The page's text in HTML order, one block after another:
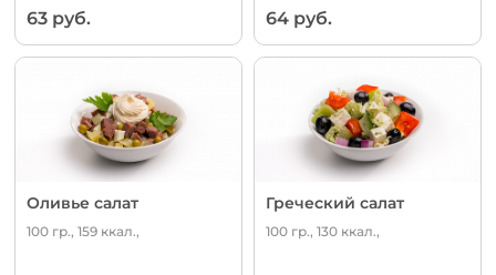
63 руб. 64 руб.
Оливье салат
100 гр., 159 ккал.,
Греческий салат
100 гр., 130 ккал.,